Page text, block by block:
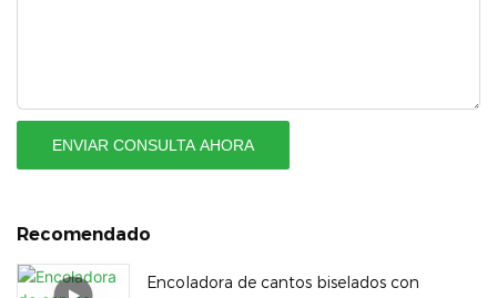
ENVIAR CONSULTA AHORA
Recomendado
Encoladora de cantos biselados con